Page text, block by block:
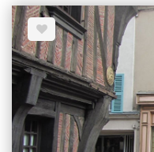
tout loué pour un loyer mensuel de 1 712 €).
d'une surface de 128
appartement et commerce